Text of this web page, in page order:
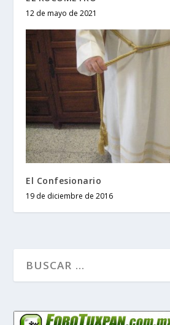
12 de mayo de 2021
El Confesionario
19 de diciembre de 2016